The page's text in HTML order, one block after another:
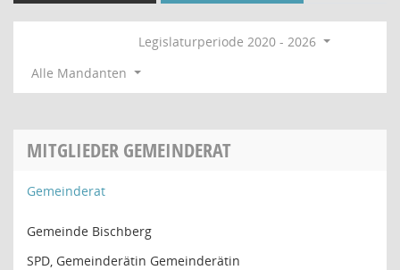
Legislaturperiode 2020 - 2026
Alle Mandanten
MITGLIEDER GEMEINDERAT
Gemeinderat
Gemeinde Bischberg
SPD, Gemeinderätin Gemeinderätin